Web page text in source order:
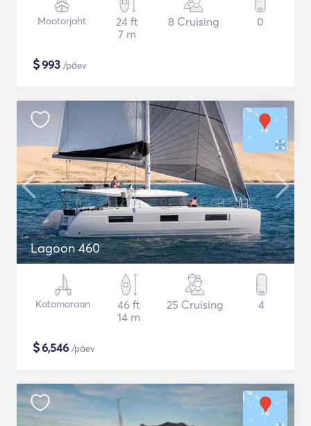
Mootorjaht
24 ft
7 m
8 Cruising 0
$993 /päev
Lagoon 460
Katamaraan
46 ft
14 m
25 Cruising 4
$6,546 /päev